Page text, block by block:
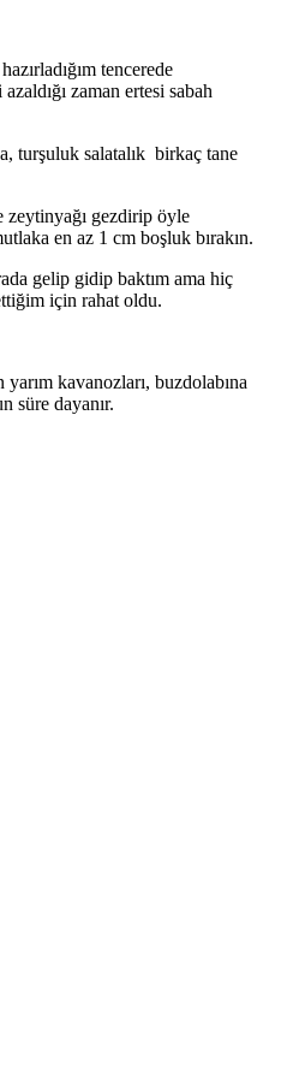
tencerede
zaman ertesi sabah
turşuluk salatalık birkaç tane
zeytinyağı gezdirip öyle
en az 1 cm boşluk bırakın.
gelip gidip baktım ama hiç
için rahat oldu.
yarım kavanozları, buzdolabına
süre dayanır.